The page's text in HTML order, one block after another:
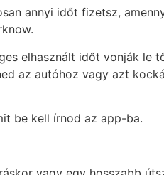
annyi időt fizetsz,
elhasznált időt vonják le
az autóhoz vagy azt
be kell írnod az app-ba.